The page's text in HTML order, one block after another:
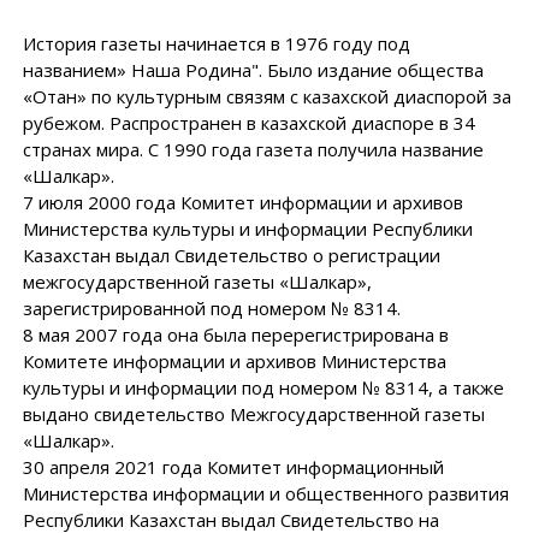
История газеты начинается в 1976 году под
названием» Наша Родина". Было издание общества
«Отан» по культурным связям с казахской диаспорой за
рубежом. Распространен в казахской диаспоре в 34
странах мира. С 1990 года газета получила название
«Шалкар».
7 июля 2000 года Комитет информации и архивов
Министерства культуры и информации Республики
Казахстан выдал Свидетельство о регистрации
межгосударственной газеты «Шалкар»,
зарегистрированной под номером № 8314.
8 мая 2007 года она была перерегистрирована в
Комитете информации и архивов Министерства
культуры и информации под номером № 8314, а также
выдано свидетельство Межгосударственной газеты
«Шалкар».
30 апреля 2021 года Комитет информационный
Министерства информации и общественного развития
Республики Казахстан выдал Свидетельство на